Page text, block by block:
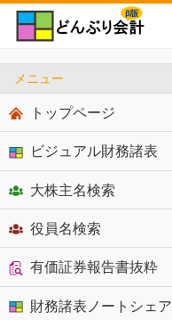
メニュー
トップページ
ビジュアル財務諸表
大株主名検索
役員名検索
有価証券報告書抜粋
財務諸表ノートシェア